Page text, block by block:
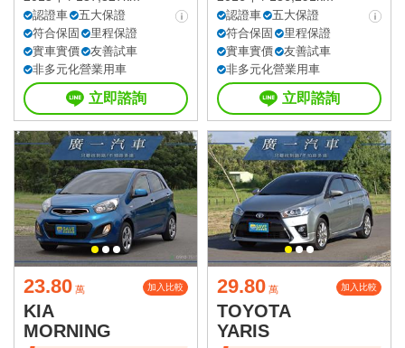
認證車
五大保證
符合保固
里程保證
實車實價
友善試車
非多元化營業用車
立即諮詢
認證車
五大保證
符合保固
里程保證
實車實價
友善試車
非多元化營業用車
立即諮詢
23.80 萬 加入比較
KIA
MORNING
29.80 萬 加入比較
TOYOTA
YARIS